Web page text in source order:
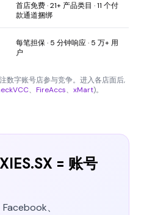
首店免费 · 21+ 产品类目 · 11 个付
款通道捆绑
每笔担保 · 5 分钟响应 · 5 万+ 用
户
数字账号店参与竞争。进入各店面后,
、 FireAccs、 xMart)。
= 账号
、